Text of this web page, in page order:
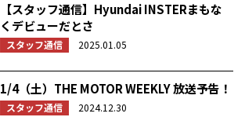
【スタッフ通信】Hyundai INSTERまもな
くデビューだとさ
スタッフ通信 2025.01.05
1/4（土）THE MOTOR WEEKLY 放送予告！
スタッフ通信 2024.12.30